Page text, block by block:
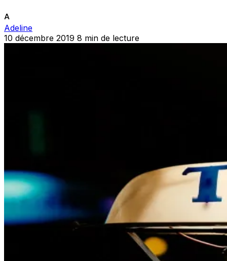
A
Adeline
10 décembre 2019 8 min de lecture